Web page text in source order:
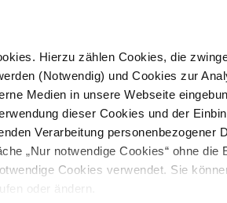
Hierzu zählen Cookies, die
(Notwendig) und Cookies zur
Medien in unsere Webseite
dieser Cookies und der
Verarbeitung personenbezogener
„Nur notwendige Cookies“ ohne die
Cookies verwendet. Sie
oder ändern.